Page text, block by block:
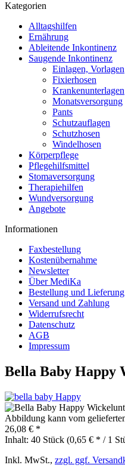
Kategorien
Alltagshilfen
Ernährung
Ableitende Inkontinenz
Saugende Inkontinenz
Einlagen, Vorlagen
Fixierhosen
Krankenunterlagen
Monatsversorgung
Pants
Schutzauflagen
Schutzhosen
Windelhosen
Körperpflege
Pflegehilfsmittel
Stomaversorgung
Therapiehilfen
Wundversorgung
Angebote
Informationen
Faxbestellung
Kostenübernahme
Newsletter
Über MediKa
Bestellung und Lieferung
Versand und Zahlung
Widerrufsrecht
Datenschutz
AGB
Impressum
Bella Baby Happy
Abbildung kann vom
26,08 € *
Inhalt: 40 Stück (0,65 € * / 1
Inkl. MwSt., zzgl. ggf.